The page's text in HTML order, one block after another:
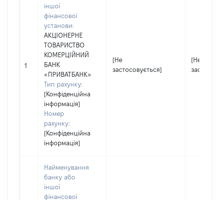
1
іншої
фінансової
установи:
АКЦІОНЕРНЕ
ТОВАРИСТВО
КОМЕРЦІЙНИЙ
БАНК
«ПРИВАТБАНК»
Тип рахунку:
[Конфіденційна
інформація]
Номер
рахунку:
[Конфіденційна
інформація]
[Не
застосовується]
[Не
Найменування
банку або
іншої
фінансової